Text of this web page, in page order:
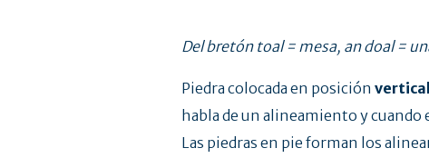
Del bretón toal = mesa, an doal =
Piedra colocada en posición vertical
habla de un alineamiento y
Las piedras en pie forman los